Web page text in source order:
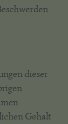
dieser
Gehalt